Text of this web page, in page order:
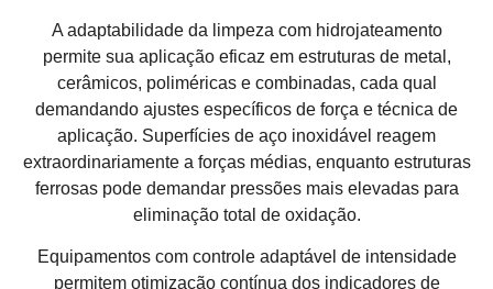
A adaptabilidade da limpeza com hidrojateamento
permite sua aplicação eficaz em estruturas de metal,
cerâmicos, poliméricas e combinadas, cada qual
demandando ajustes específicos de força e técnica de
aplicação. Superfícies de aço inoxidável reagem
extraordinariamente a forças médias, enquanto estruturas
ferrosas pode demandar pressões mais elevadas para
eliminação total de oxidação.
Equipamentos com controle adaptável de intensidade
permitem otimização contínua dos indicadores de